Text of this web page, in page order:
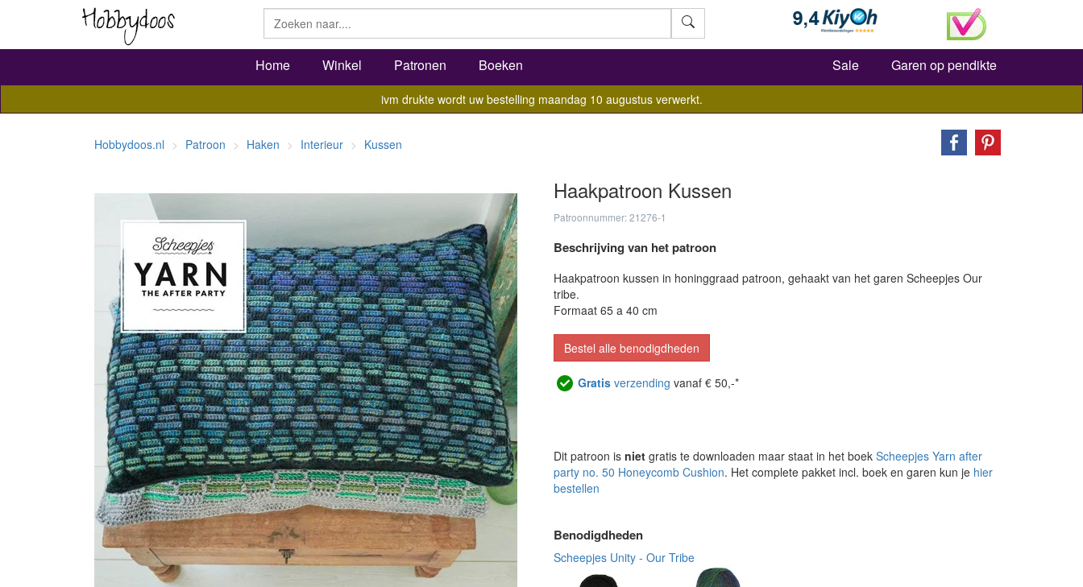
Zoeken
Home Winkel Patronen Boeken Sale Garen op pendikte
ivm drukte wordt uw bestelling maandag 10 augustus verwerkt.
Hobbydoos.nl Patroon Haken Interieur Kussen
Haakpatroon Kussen
Patroonnummer: 21276-1
Beschrijving van het patroon
Haakpatroon kussen in honinggraad patroon, gehaakt van het garen Scheepjes Our
tribe.
Formaat 65 a 40 cm
Bestel alle benodigdheden
Gratis verzending vanaf € 50,-*
Dit patroon is niet gratis te downloaden maar staat in het boek Scheepjes Yarn after
party no. 50 Honeycomb Cushion. Het complete pakket incl. boek en garen kun je hier
bestellen
Benodigdheden
Scheepjes Unity - Our Tribe